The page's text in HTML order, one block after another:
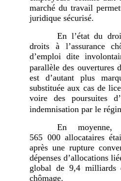
marché du travail
juridique sécurisé.
En l’état du
droits à l’assurance
d’emploi dite
parallèle des ouvertures
est d’autant plus
substituée aux cas de
voire des poursuites
indemnisation par le
En
565 000 allocataires
après une rupture
dépenses d’allocations
global de 9,4 milliards
chômage.